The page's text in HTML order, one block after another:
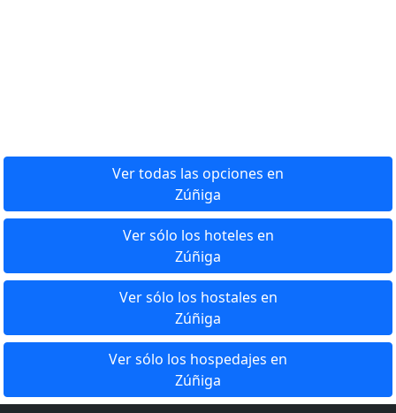
Ver todas las opciones en
Zúñiga
Ver sólo los hoteles en
Zúñiga
Ver sólo los hostales en
Zúñiga
Ver sólo los hospedajes en
Zúñiga